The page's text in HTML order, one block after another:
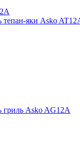
тепан-яки Asko
гриль Asko AG12A